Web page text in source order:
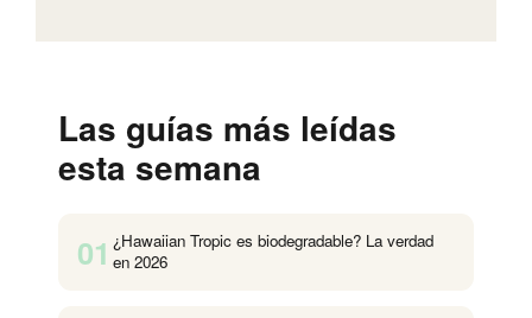
Las guías más leídas
esta semana
01 ¿Hawaiian Tropic es biodegradable? La verdad
en 2026